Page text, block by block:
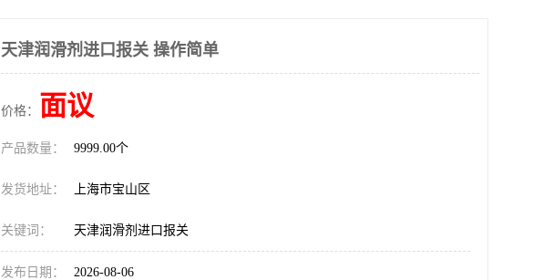
天津润滑剂进口报关 操作简单
价格： 面议
产品数量： 9999.00个
发货地址： 上海市宝山区
关键词： 天津润滑剂进口报关
发布日期： 2026-08-06